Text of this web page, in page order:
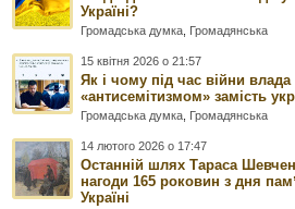
Україні?
Громадська думка, Громадянська
15 квітня 2026 о 21:57
Як і чому під час війни
«антисемітизмом» замість
Громадська думка, Громадянська
14 лютого 2026 о 17:47
Останній шлях Тараса
нагоди 165 роковин з дня
Україні